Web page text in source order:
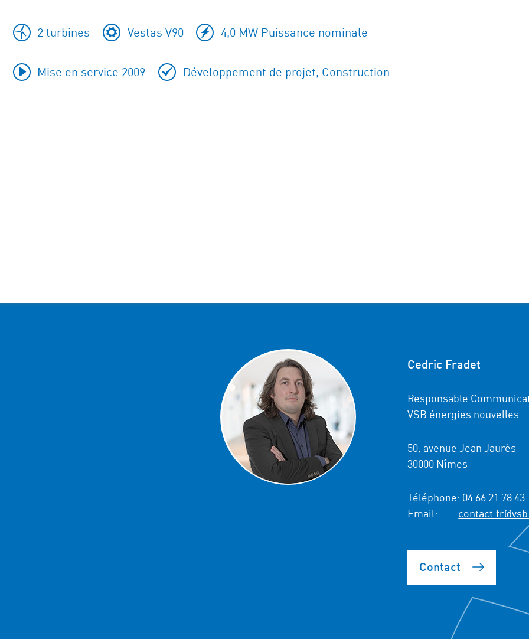
2 turbines Vestas V90 4,0 MW Puissance nominale
Mise en service 2009 Développement de projet, Construction
Cedric Fradet
Responsable
VSB énergies nouvelles
50, avenue Jean Jaurès
30000 Nîmes
Téléphone: 04 66 21 78 43
Email:
Contact